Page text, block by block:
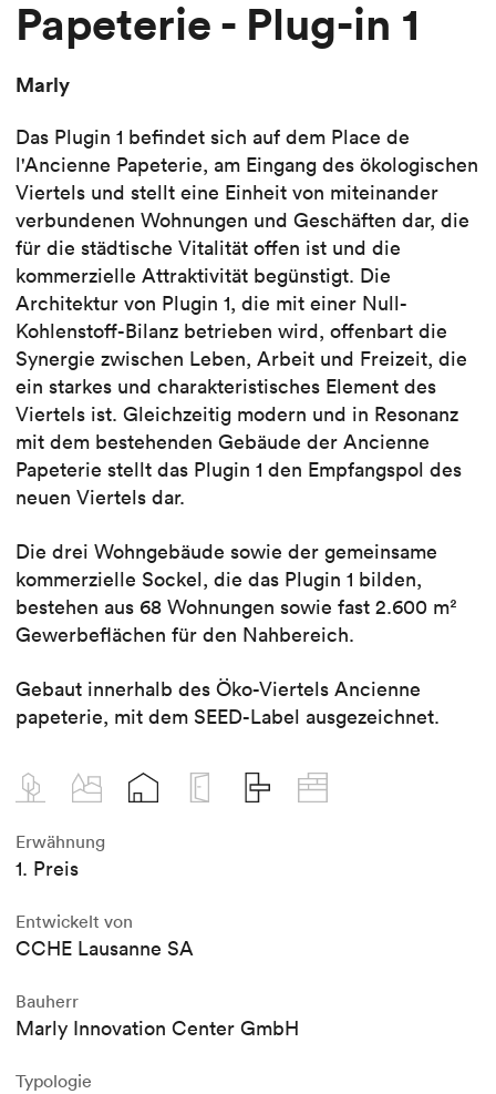
Papeterie - Plug-in 1
Marly
Das Plugin 1 befindet sich auf dem Place de
l'Ancienne Papeterie, am Eingang des ökologischen
Viertels und stellt eine Einheit von miteinander
verbundenen Wohnungen und Geschäften dar, die
für die städtische Vitalität offen ist und die
kommerzielle Attraktivität begünstigt. Die
Architektur von Plugin 1, die mit einer Null-
Kohlenstoff-Bilanz betrieben wird, offenbart die
Synergie zwischen Leben, Arbeit und Freizeit, die
ein starkes und charakteristisches Element des
Viertels ist. Gleichzeitig modern und in Resonanz
mit dem bestehenden Gebäude der Ancienne
Papeterie stellt das Plugin 1 den Empfangspol des
neuen Viertels dar.
Die drei Wohngebäude sowie der gemeinsame
kommerzielle Sockel, die das Plugin 1 bilden,
bestehen aus 68 Wohnungen sowie fast 2.600 m²
Gewerbeflächen für den Nahbereich.
Gebaut innerhalb des Öko-Viertels Ancienne
papeterie, mit dem SEED-Label ausgezeichnet.
Erwähnung
1. Preis
Entwickelt von
CCHE Lausanne SA
Bauherr
Marly Innovation Center GmbH
Typologie